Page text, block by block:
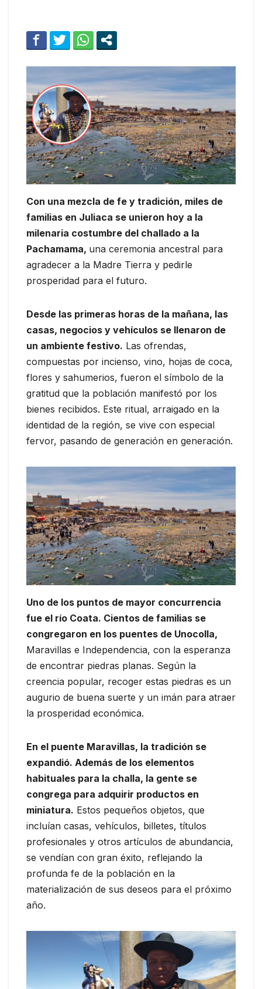
Con una mezcla de fe y tradición, miles de
familias en Juliaca se unieron hoy a la
milenaria costumbre del challado a la
Pachamama, una ceremonia ancestral para
agradecer a la Madre Tierra y pedirle
prosperidad para el futuro.
Desde las primeras horas de la mañana, las
casas, negocios y vehículos se llenaron de
un ambiente festivo. Las ofrendas,
compuestas por incienso, vino, hojas de coca,
flores y sahumerios, fueron el símbolo de la
gratitud que la población manifestó por los
bienes recibidos. Este ritual, arraigado en la
identidad de la región, se vive con especial
fervor, pasando de generación en generación.
Uno de los puntos de mayor concurrencia
fue el río Coata. Cientos de familias se
congregaron en los puentes de Unocolla,
Maravillas e Independencia, con la esperanza
de encontrar piedras planas. Según la
creencia popular, recoger estas piedras es un
augurio de buena suerte y un imán para atraer
la prosperidad económica.
En el puente Maravillas, la tradición se
expandió. Además de los elementos
habituales para la challa, la gente se
congrega para adquirir productos en
miniatura. Estos pequeños objetos, que
incluían casas, vehículos, billetes, títulos
profesionales y otros artículos de abundancia,
se vendían con gran éxito, reflejando la
profunda fe de la población en la
materialización de sus deseos para el próximo
año.